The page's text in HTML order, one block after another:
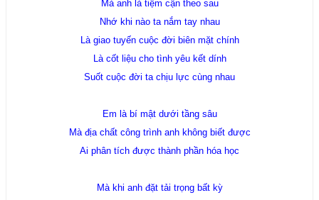
Mà anh là tiệm cận theo sau
Nhớ khi nào ta nắm tay nhau
Là giao tuyến cuộc đời biên mặt chính
Là cốt liệu cho tình yêu kết dính
Suốt cuộc đời ta chịu lực cùng nhau
Em là bí mật dưới tầng sâu
Mà địa chất công trình anh không biết được
Ai phân tích được thành phần hóa học
Mà khi anh đặt tải trọng bất kỳ